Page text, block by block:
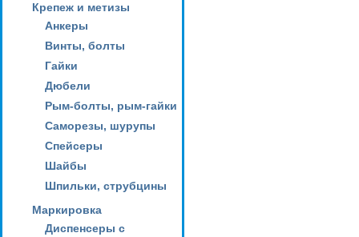
Крепеж и метизы
Анкеры
Винты, болты
Гайки
Дюбели
Рым-болты, рым-гайки
Саморезы, шурупы
Спейсеры
Шайбы
Шпильки, струбцины
Маркировка
Диспенсеры с